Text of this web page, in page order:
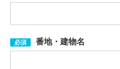
必須 番地・建物名